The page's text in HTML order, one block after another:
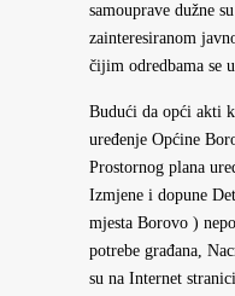
samouprave dužne
zainteresiranom
čijim odredbama se
Budući da opći akti
uređenje Općine
Prostornog plana
Izmjene i dopune
mjesta Borovo )
potrebe građana,
su na Internet